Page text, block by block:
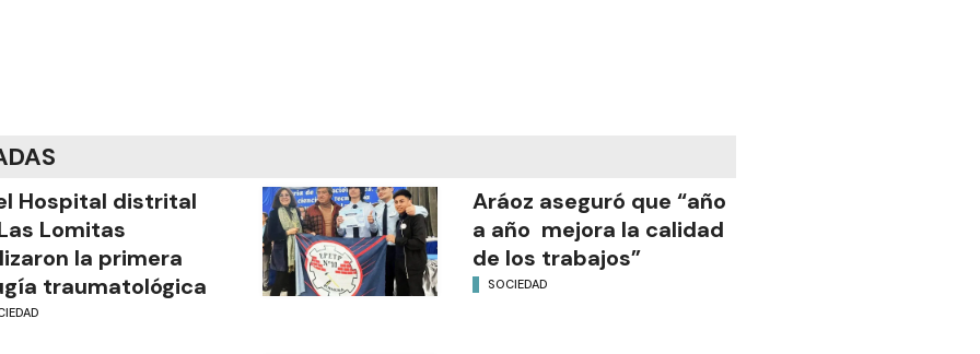
Hospital distrital
Lomitas
la primera
traumatológica
Aráoz aseguró que “año
a año mejora la calidad
de los trabajos”
SOCIEDAD